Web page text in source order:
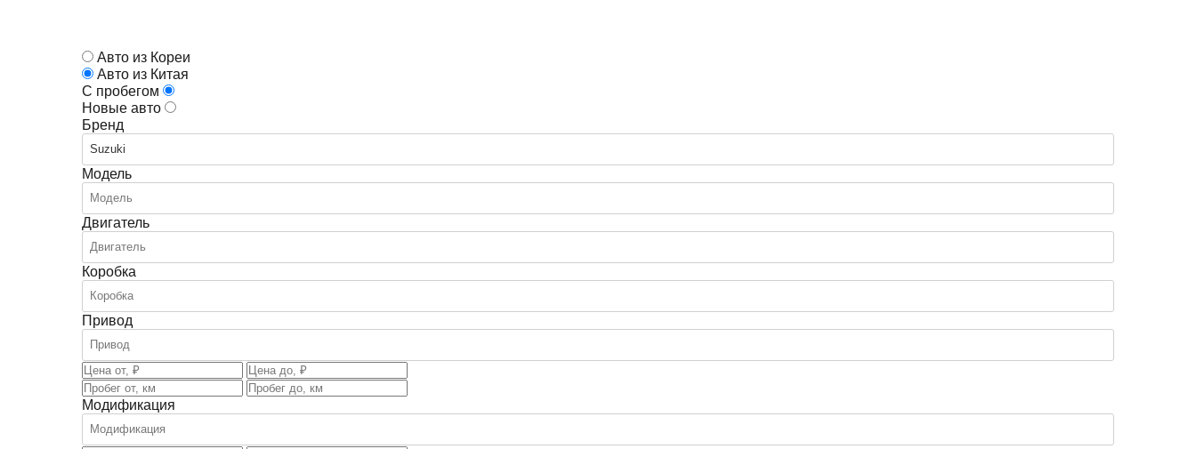
Авто из Кореи
Авто из Китая
С пробегом
Новые авто
Бренд
Suzuki
Модель
Двигатель
Коробка
Привод
Модификация